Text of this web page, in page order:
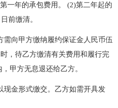
一年的承包费用。 (2)第二年起的
前缴清。
向甲方缴纳履约保证金人民币伍
，待乙方缴清有关费用和履行完
甲方无息退还给乙方。
金形式缴交。乙方如需开具发